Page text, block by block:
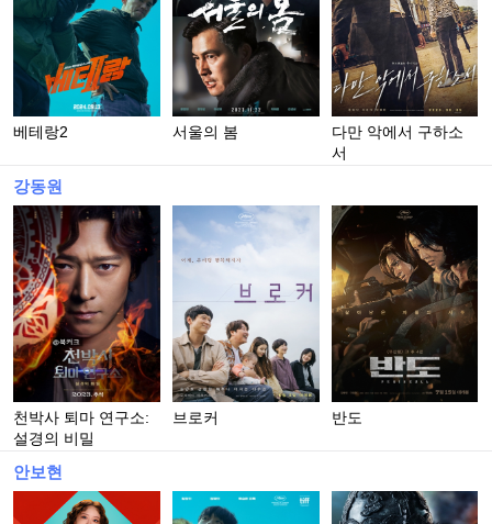
베테랑2 서울의 봄
다만 악에서 구하소
서
강동원
천박사 퇴마 연구소:
설경의 비밀
브로커 반도
안보현